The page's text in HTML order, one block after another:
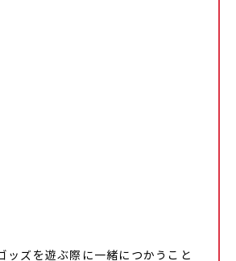
ッズを遊ぶ際に一緒につかうこと